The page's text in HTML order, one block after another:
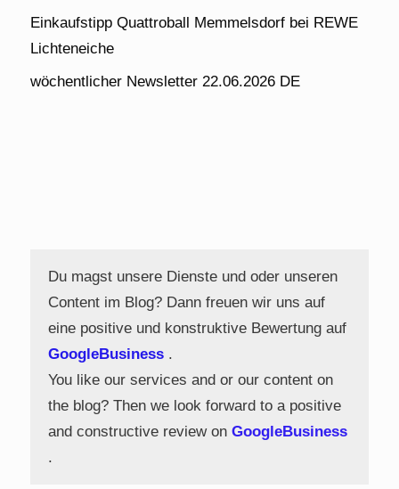
Einkaufstipp Quattroball Memmelsdorf bei REWE
Lichteneiche
wöchentlicher Newsletter 22.06.2026 DE
Du magst unsere Dienste und oder unseren
Content im Blog? Dann freuen wir uns auf
eine positive und konstruktive Bewertung auf
GoogleBusiness .
You like our services and or our content on
the blog? Then we look forward to a positive
and constructive review on GoogleBusiness
.